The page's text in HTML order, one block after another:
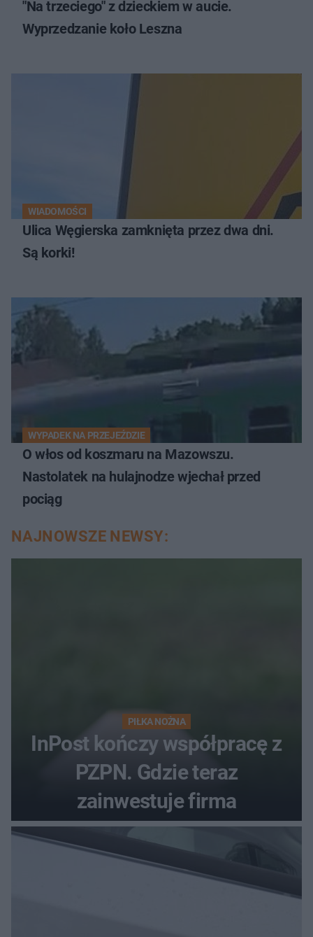
"Na trzeciego" z dzieckiem w aucie.
Wyprzedzanie koło Leszna
WIADOMOŚCI
Ulica Węgierska zamknięta przez dwa dni.
Są korki!
WYPADEK NA PRZEJEŹDZIE
O włos od koszmaru na Mazowszu.
Nastolatek na hulajnodze wjechał przed
pociąg
NAJNOWSZE NEWSY:
PIŁKA NOŻNA
InPost kończy współpracę z
PZPN. Gdzie teraz
zainwestuje firma